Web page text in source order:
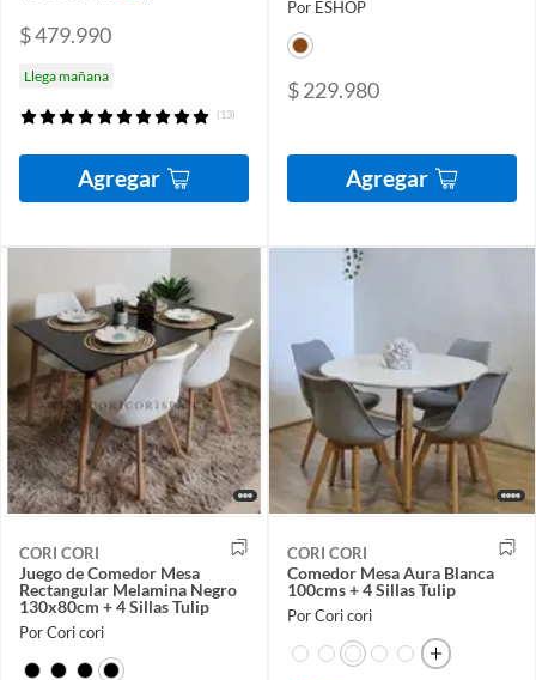
$ 479.990
Llega mañana
(13)
Agregar
Por ESHOP
$ 229.980
Agregar
CORI CORI
Juego de Comedor Mesa
Rectangular Melamina Negro
130x80cm + 4 Sillas Tulip
Por Cori cori
CORI CORI
Comedor Mesa Aura Blanca
100cms + 4 Sillas Tulip
Por Cori cori